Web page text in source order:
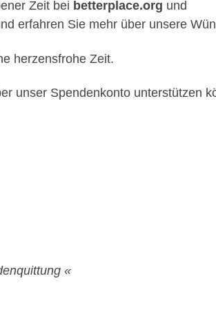
Zeit bei betterplace.org und
erfahren Sie mehr über unsere
herzensfrohe Zeit.
unser Spendenkonto unterstützen
«